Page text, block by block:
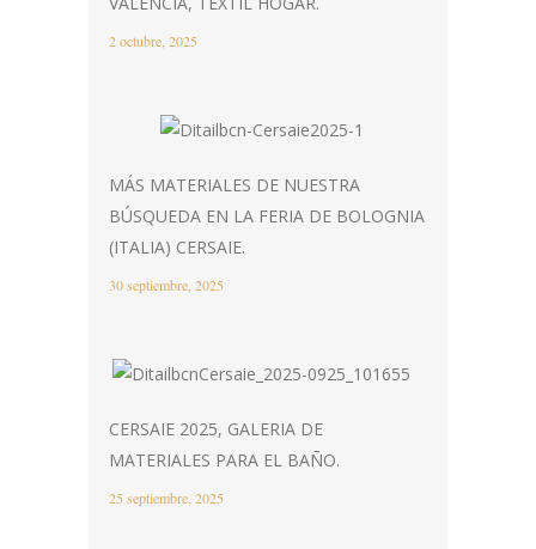
2 octubre, 2025
MÁS MATERIALES DE NUESTRA
BÚSQUEDA EN LA FERIA DE BOLOGNIA
(ITALIA) CERSAIE.
30 septiembre, 2025
CERSAIE 2025, GALERIA DE
MATERIALES PARA EL BAÑO.
25 septiembre, 2025